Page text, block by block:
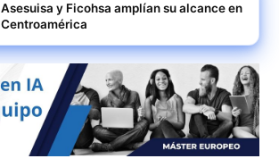
Asesuisa y Ficohsa amplían su alcance en
Centroamérica